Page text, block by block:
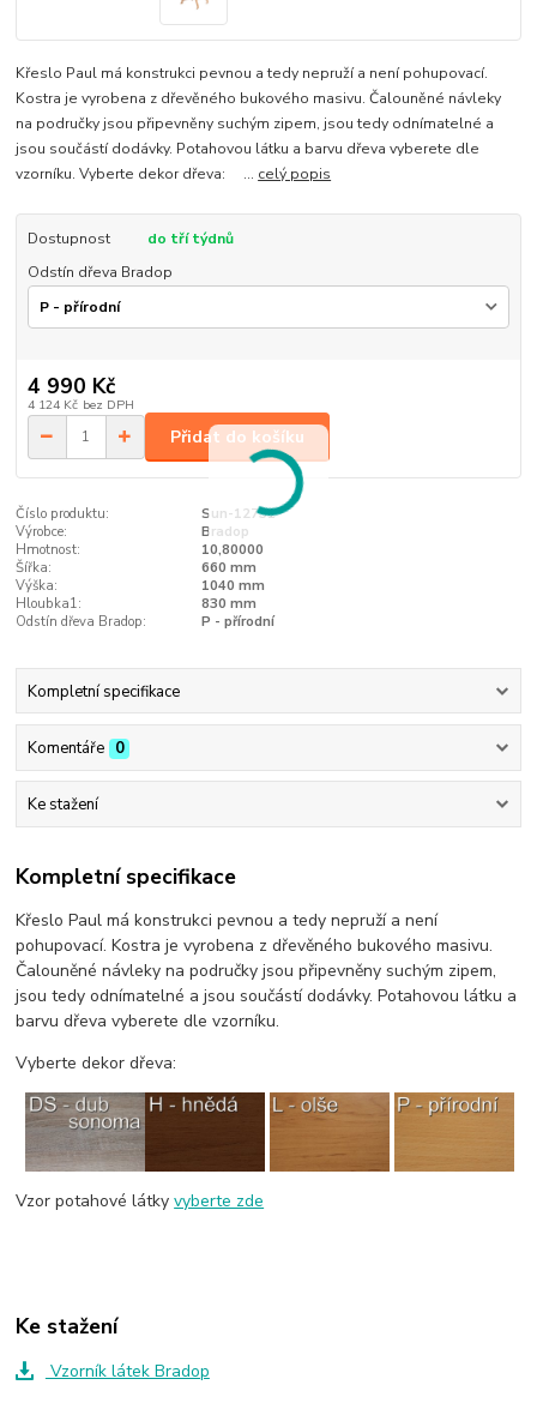
Křeslo Paul má konstrukci pevnou a tedy nepruží a není pohupovací.
Kostra je vyrobena z dřevěného bukového masivu. Čalouněné návleky
na područky jsou připevněny suchým zipem, jsou tedy odnímatelné a
jsou součástí dodávky. Potahovou látku a barvu dřeva vyberete dle
vzorníku. Vyberte dekor dřeva: ... celý popis
Dostupnost
do tří týdnů
Odstín dřeva Bradop
4 990 Kč
4 124 Kč bez DPH
Přidat do košíku
Číslo produktu:
Sun-12731
Výrobce:
Bradop
Hmotnost:
10,80000
Šířka:
660 mm
Výška:
1040 mm
Hloubka1:
830 mm
Odstín dřeva Bradop:
P - přírodní
Kompletní specifikace
Komentáře 0
Ke stažení
Kompletní specifikace
Křeslo Paul má konstrukci pevnou a tedy nepruží a není
pohupovací. Kostra je vyrobena z dřevěného bukového masivu.
Čalouněné návleky na područky jsou připevněny suchým zipem,
jsou tedy odnímatelné a jsou součástí dodávky. Potahovou látku a
barvu dřeva vyberete dle vzorníku.
Vyberte dekor dřeva:
Vzor potahové látkyvyberte zde
Ke stažení
Vzorník látek Bradop